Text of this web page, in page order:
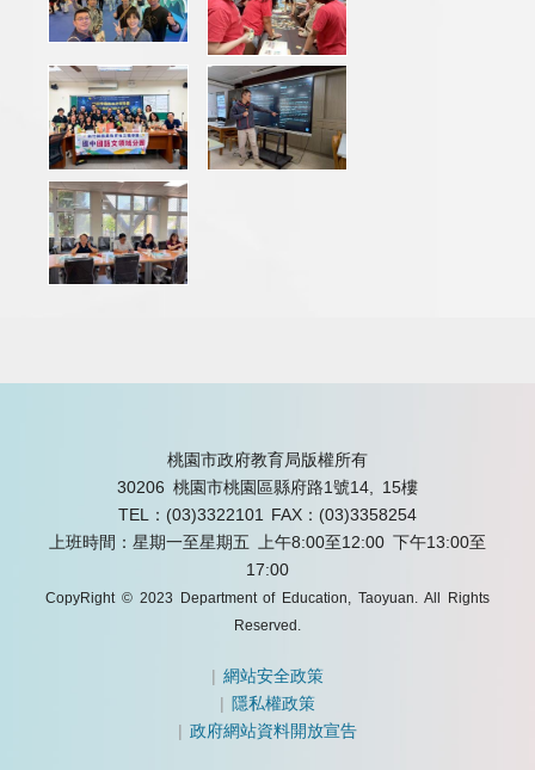
桃園市政府教育局版權所有
30206 桃園市桃園區縣府路1號14, 15樓
TEL：(03)3322101 FAX：(03)3358254
上班時間：星期一至星期五 上午8:00至12:00 下午13:00至
17:00
CopyRight © 2023 Department of Education, Taoyuan. All Rights
Reserved.
|網站安全政策
| 隱私權政策
|政府網站資料開放宣告